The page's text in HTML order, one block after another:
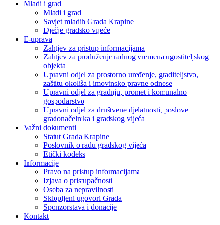
Mladi i grad
Mladi i grad
Savjet mladih Grada Krapine
Dječje gradsko vijeće
E-uprava
Zahtjev za pristup informacijama
Zahtjev za produženje radnog vremena ugostiteljskog
objekta
Upravni odjel za prostorno uređenje, graditeljstvo,
zaštitu okoliša i imovinsko pravne odnose
Upravni odjel za gradnju, promet i komunalno
gospodarstvo
Upravni odjel za društvene djelatnosti, poslove
gradonačelnika i gradskog vijeća
Važni dokumenti
Statut Grada Krapine
Poslovnik o radu gradskog vijeća
Etički kodeks
Informacije
Pravo na pristup informacijama
Izjava o pristupačnosti
Osoba za nepravilnosti
Sklopljeni ugovori Grada
Sponzorstava i donacije
Kontakt